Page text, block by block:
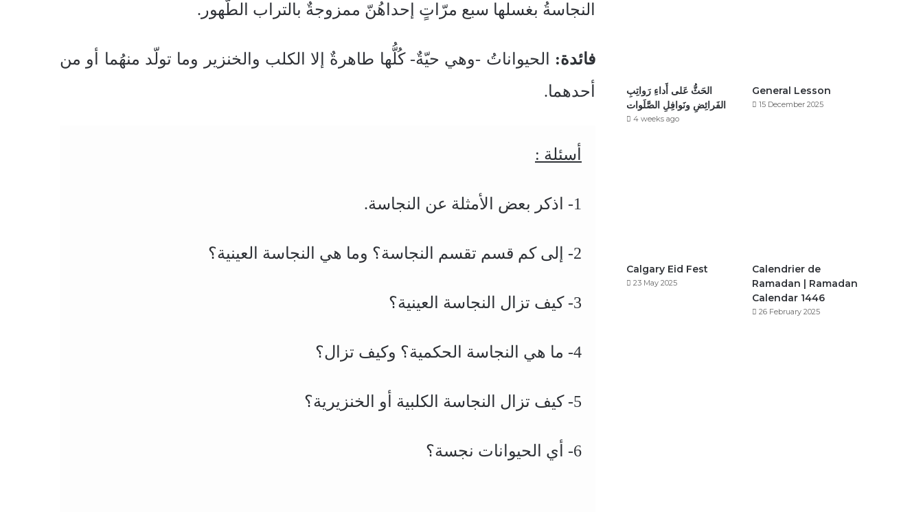
النجاسةُ بغسلها سبع مرّاتٍ إحداهُنّ ممزوجةٌ بالتراب الطّهور.
فائدة: الحيواناتُ -وهي حيّةٌ- كُلُّها طاهرةٌ إلا الكلب والخنزير وما تولّد منهُما أو من
أحدهما.
أسئلة :
1- اذكر بعض الأمثلة عن النجاسة.
2- إلى كم قسم تقسم النجاسة؟ وما هي النجاسة العينية؟
3- كيف تزال النجاسة العينية؟
4- ما هي النجاسة الحكمية؟ وكيف تزال؟
5- كيف تزال النجاسة الكلبية أو الخنزيرية؟
6- أي الحيوانات نجسة؟
الحَثُّ عَلى أَداءِ رَواتِبِ
الفَرائِضِ ونَوافِلِ الصَّلَوات
4 weeks ago
General Lesson
15 December 2025
Calgary Eid Fest
23 May 2025
Calendrier de
Ramadan | Ramadan
Calendar 1446
26 February 2025